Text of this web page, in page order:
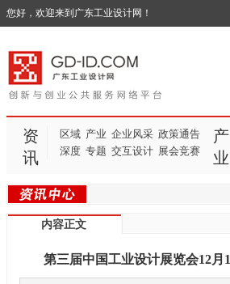
您好，欢迎来到广东工业设计网！
资
讯
区域 产业 企业风采 政策通告
深度 专题 交互设计 展会竞赛
产
业
内容正文
第三届中国工业设计展览会12